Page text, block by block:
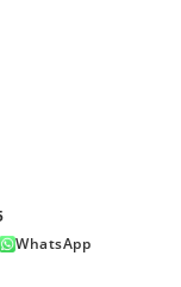
WhatsApp